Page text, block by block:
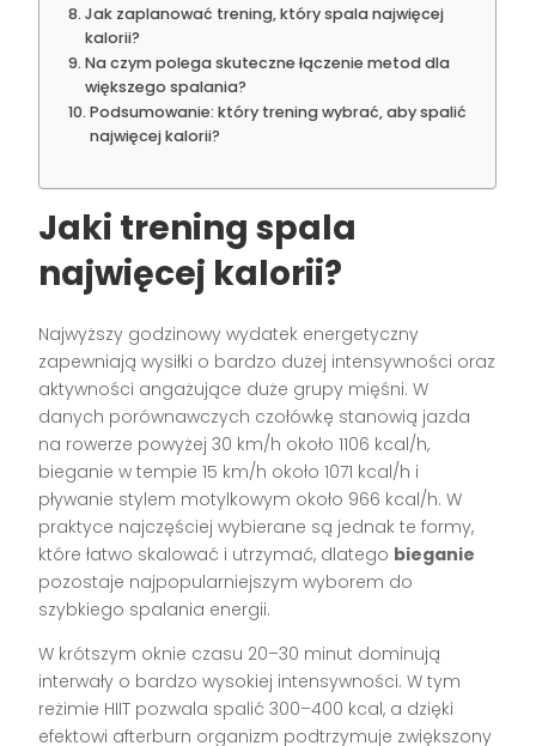
Jak zaplanować trening, który spala najwięcej
kalorii?
Na czym polega skuteczne łączenie metod dla
większego spalania?
Podsumowanie: który trening wybrać, aby spalić
najwięcej kalorii?
Jaki trening spala
najwięcej kalorii?
Najwyższy godzinowy wydatek energetyczny
zapewniają wysiłki o bardzo dużej intensywności oraz
aktywności angażujące duże grupy mięśni. W
danych porównawczych czołówkę stanowią jazda
na rowerze powyżej 30 km/h około 1106 kcal/h,
bieganie w tempie 15 km/h około 1071 kcal/h i
pływanie stylem motylkowym około 966 kcal/h. W
praktyce najczęściej wybierane są jednak te formy,
które łatwo skalować i utrzymać, dlatego bieganie
pozostaje najpopularniejszym wyborem do
szybkiego spalania energii.
W krótszym oknie czasu 20–30 minut dominują
interwały o bardzo wysokiej intensywności. W tym
reżimie HIIT pozwala spalić 300–400 kcal, a dzięki
efektowi afterburn organizm podtrzymuje zwiększony